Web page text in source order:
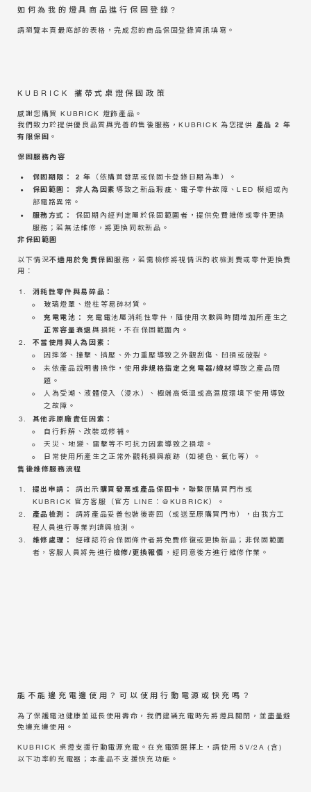
如何為我的燈具商品進行保固登錄?
請瀏覽本頁最底部的表格，完成您的商品保固登錄資訊填寫。
KUBRICK 攜帶式桌燈保固政策
感謝您購買 KUBRICK 燈飾產品。
我們致力於提供優良品質與完善的售後服務，KUBRICK 為您提供
產品 2 年
有限保固 。
保固服務內容
保固期限： 2 年 （依購買發票或保固卡登錄日期為準）。
保固範圍： 非人為因素 導致之新品瑕疵、電子零件故障、LED 模組或內
部電路異常。
服務方式：
保固期內經判定屬於保固範圍者，提供免費維修或零件更換
服務；若無法維修，將更換同款新品。
非保固範圍
以下情況不適用於免費保固服務，若需檢修將視情況酌收檢測費或零件更換費
用：
消耗性零件與易碎品：
玻璃燈罩、燈柱等易碎材質。
充電電池： 充電電池屬消耗性零件，隨使用次數與時間增加所產生之
正常容量衰退 與損耗，不在保固範圍內。
不當使用與人為因素：
因摔落、撞擊、擠壓、外力重壓導致之外觀刮傷、凹損或破裂。
未依產品說明書操作，使用 非規格指定之充電器/線材 導致之產品問
題。
人為受潮、液體侵入（浸水）、極端高低溫或高濕度環境下使用導致
之故障。
其他非原廠責任因素：
自行拆解、改裝或修補。
天災、地變、雷擊等不可抗力因素導致之損壞。
日常使用所產生之正常外觀耗損與痕跡（如褪色、氧化等）。
售後維修服務流程
提出申請： 請出示 購買發票或產品保固卡 ，聯繫原購買門市或
KUBRICK 官方客服（官方 LINE：@KUBRICK）。
產品檢測： 請將產品妥善包裝後寄回（或送至原購買門市），由我方工
程人員進行專業判讀與檢測。
維修處理：
經確認符合保固條件者將免費修復或更換新品；非保固範圍
者，客服人員將先進行 檢修/更換報價 ，經同意後方進行維修作業。
能不能邊充電邊使用？可以使用行動電源或快充嗎？
為了保護電池健康並延長使用壽命，我們建議充電時先將燈具關閉，並盡量避
免邊充邊使用。
KUBRICK 桌燈支援行動電源充電。在充電頭選擇上，請使用 5V/2A (含)
以下功率的充電器；本產品不支援快充功能。